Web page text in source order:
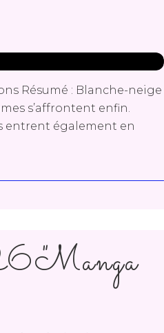
Résumé : Blanche-neige
s’affrontent enfin.
entrent également en
"Manga